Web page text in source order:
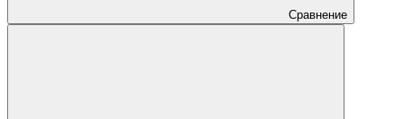
Сравнение